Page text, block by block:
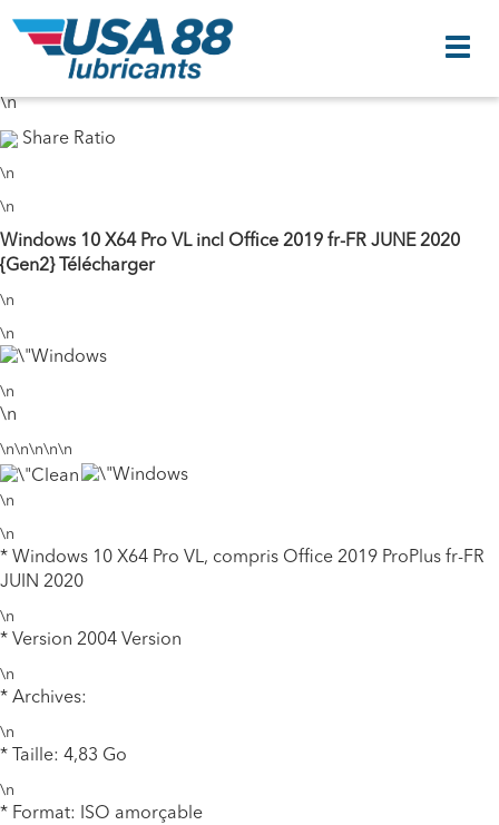
24 Seeds 43 Peers
\n
Share Ratio
\n
\n
Windows 10 X64 Pro VL incl Office 2019 fr-FR JUNE 2020
{Gen2} Télécharger
\n
\n
\n
\n
\n\n\n\n\n
\n
\n
* Windows 10 X64 Pro VL, compris Office 2019 ProPlus fr-FR
JUIN 2020
\n
* Version 2004 Version
\n
* Archives:
\n
* Taille: 4,83 Go
\n
* Format: ISO amorçable